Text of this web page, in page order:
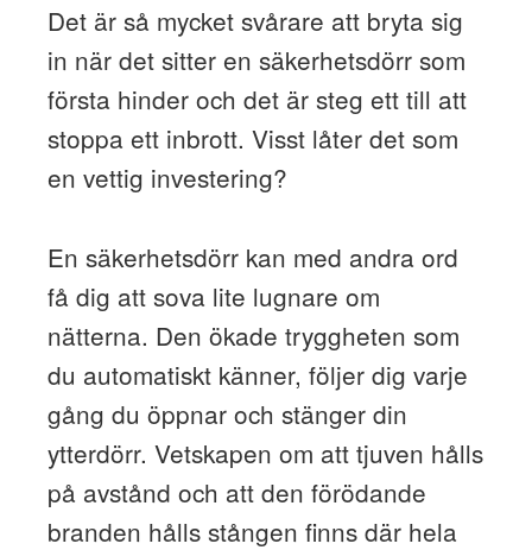
Det är så mycket svårare att bryta sig
in när det sitter en säkerhetsdörr som
första hinder och det är steg ett till att
stoppa ett inbrott. Visst låter det som
en vettig investering?
En säkerhetsdörr kan med andra ord
få dig att sova lite lugnare om
nätterna. Den ökade tryggheten som
du automatiskt känner, följer dig varje
gång du öppnar och stänger din
ytterdörr. Vetskapen om att tjuven hålls
på avstånd och att den förödande
branden hålls stången finns där hela